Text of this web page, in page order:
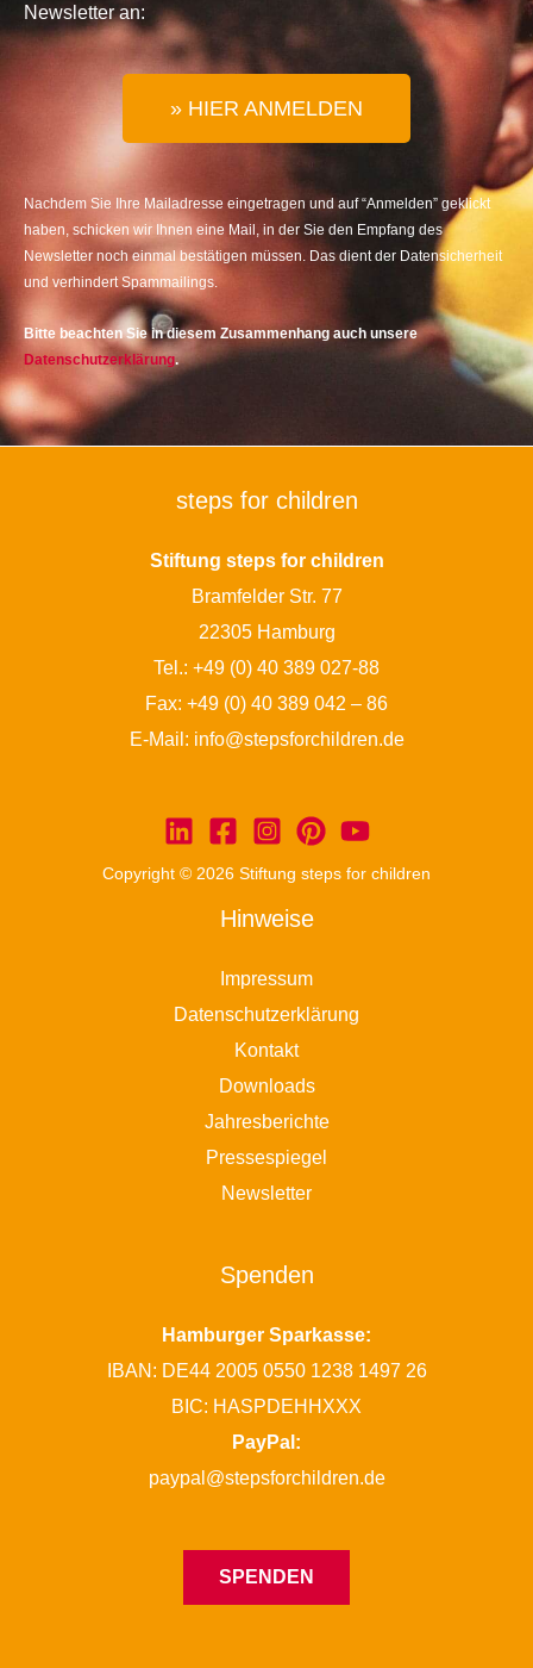
Newsletter an:
» HIER ANMELDEN
Nachdem Sie Ihre Mailadresse eingetragen und auf “Anmelden” geklickt
haben, schicken wir Ihnen eine Mail, in der Sie den Empfang des
Newsletter noch einmal bestätigen müssen. Das dient der Datensicherheit
und verhindert Spammailings.
Bitte beachten Sie in diesem Zusammenhang auch unsere
Datenschutzerklärung.
steps for children
Stiftung steps for children
Bramfelder Str. 77
22305 Hamburg
Tel.: +49 (0) 40 389 027-88
Fax: +49 (0) 40 389 042 – 86
E-Mail: info@stepsforchildren.de
Copyright © 2026 Stiftung steps for children
Hinweise
Impressum
Datenschutzerklärung
Kontakt
Downloads
Jahresberichte
Pressespiegel
Newsletter
Spenden
Hamburger Sparkasse:
IBAN: DE44 2005 0550 1238 1497 26
BIC: HASPDEHHXXX
PayPal:
paypal@stepsforchildren.de
SPENDEN